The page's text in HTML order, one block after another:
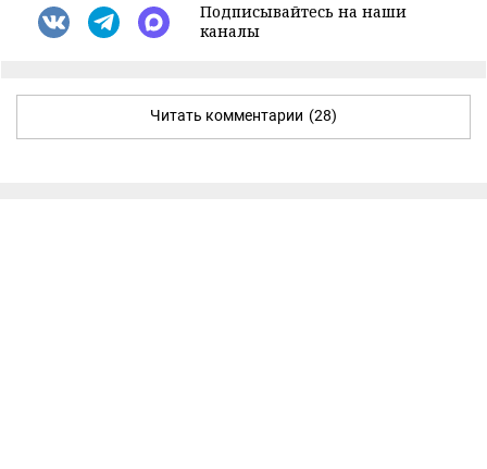
Подписывайтесь на наши
каналы
Читать комментарии (28)